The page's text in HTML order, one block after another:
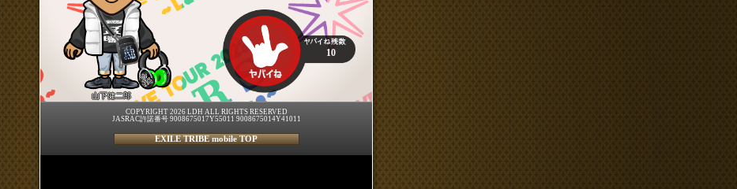
山下健二郎
10
COPYRIGHT 2026 LDH ALL RIGHTS RESERVED
JASRAC許諾番号 9008675017Y55011 9008675014Y41011
EXILE TRIBE mobile TOP